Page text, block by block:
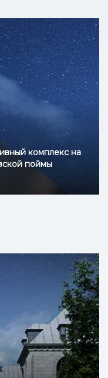
комплекс на
поймы